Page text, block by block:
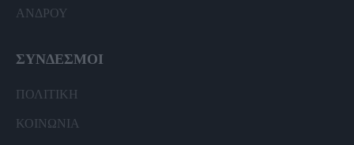
ΑΝΔΡΟΥ
ΣΥΝΔΕΣΜΟΙ
ΠΟΛΙΤΙΚΗ
ΚΟΙΝΩΝΙΑ